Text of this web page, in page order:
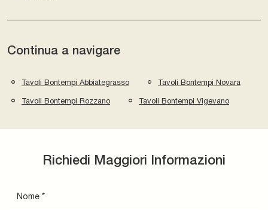
Continua a navigare
Tavoli Bontempi Abbiategrasso Tavoli Bontempi Novara
Tavoli Bontempi Rozzano Tavoli Bontempi Vigevano
Richiedi Maggiori Informazioni